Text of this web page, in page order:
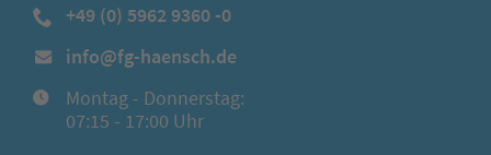
+49 (0) 5962 9360 -0
info@fg-haensch.de
Montag - Donnerstag:
07:15 - 17:00 Uhr